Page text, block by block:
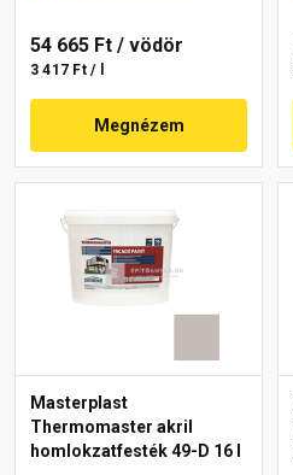
54 665 Ft / vödör
3 417 Ft / l
Megnézem
Masterplast
Thermomaster akril
homlokzatfesték 49-D 16 l